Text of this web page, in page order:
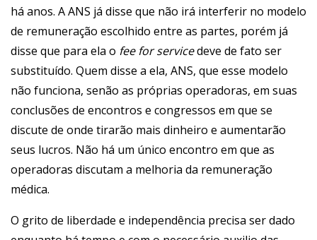
há anos. A ANS já disse que não irá interferir no modelo
de remuneração escolhido entre as partes, porém já
disse que para ela o fee for servicedeve de fato ser
substituído. Quem disse a ela, ANS, que esse modelo
não funciona, senão as próprias operadoras, em suas
conclusões de encontros e congressos em que se
discute de onde tirarão mais dinheiro e aumentarão
seus lucros. Não há um único encontro em que as
operadoras discutam a melhoria da remuneração
médica.
O grito de liberdade e independência precisa ser dado